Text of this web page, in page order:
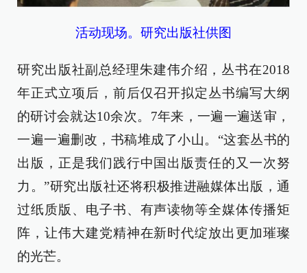
活动现场。研究出版社供图
研究出版社副总经理朱建伟介绍，丛书在2018
年正式立项后，前后仅召开拟定丛书编写大纲
的研讨会就达10余次。7年来，一遍一遍送审，
一遍一遍删改，书稿堆成了小山。“这套丛书的
出版，正是我们践行中国出版责任的又一次努
力。”研究出版社还将积极推进融媒体出版，通
过纸质版、电子书、有声读物等全媒体传播矩
阵，让伟大建党精神在新时代绽放出更加璀璨
的光芒。